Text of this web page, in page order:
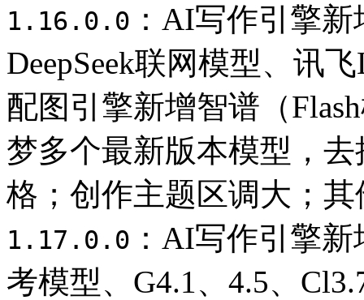
1.16.0.0 ：AI写作引擎
DeepSeek联网模型、讯
配图引擎新增智谱（
梦多个最新版本模型，
格；创作主题区调大；
1.17.0.0 ：AI写作引擎
考模型、G4.1、4.5、